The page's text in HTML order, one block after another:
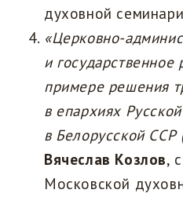
духовной
«Церковно-
и государственное
примере решения
в епархиях
в Белорусской ССР
Вячеслав Козлов,
Московской